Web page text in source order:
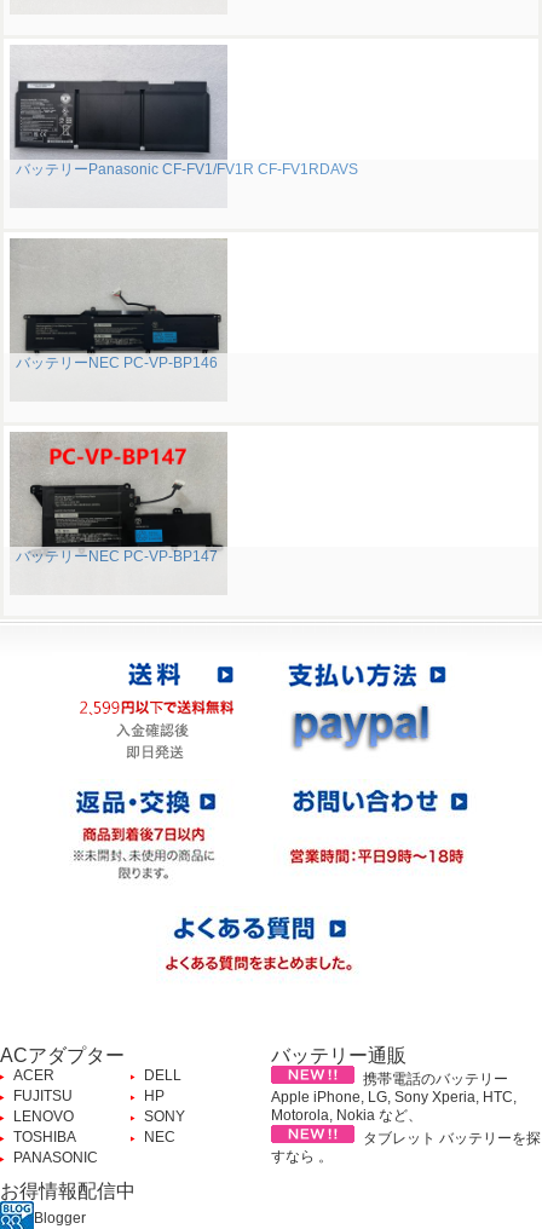
バッテリーPanasonic CF-FV1/FV1R CF-FV1RDAVS
バッテリーNEC PC-VP-BP146
バッテリーNEC PC-VP-BP147
ACアダプター
ACER
DELL
FUJITSU
HP
LENOVO
SONY
TOSHIBA
NEC
PANASONIC
バッテリー通販
携帯電話のバッテリー
Apple iPhone, LG, Sony Xperia, HTC,
Motorola, Nokia など、
タブレット バッテリーを探
すなら 。
お得情報配信中
Blogger